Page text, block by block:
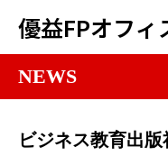
優益FPオフィ
NEWS
ビジネス教育出